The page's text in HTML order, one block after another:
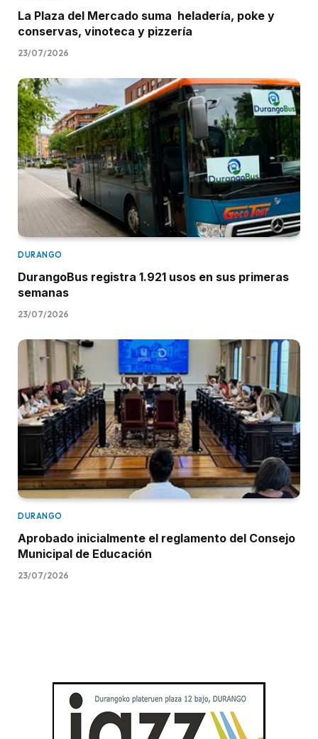
La Plaza del Mercado suma heladería, poke y
conservas, vinoteca y pizzería
23/07/2026
DURANGO
DurangoBus registra 1.921 usos en sus primeras
semanas
23/07/2026
DURANGO
Aprobado inicialmente el reglamento del Consejo
Municipal de Educación
23/07/2026